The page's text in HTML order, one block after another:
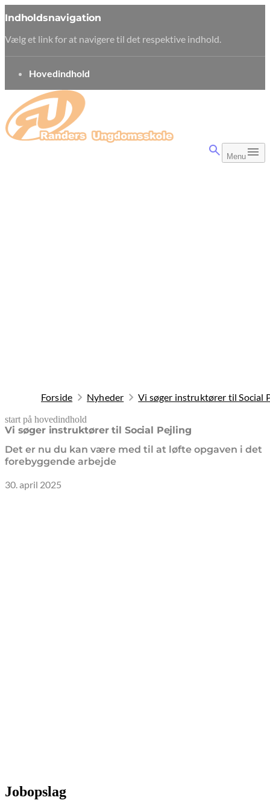
Indholdsnavigation
Vælg et link for at navigere til det respektive indhold.
gå til
Hovedindhold
Menu
Forside Nyheder Vi søger instruktører til Social
start på hovedindhold
Vi søger instruktører til Social Pejling
Det er nu du kan være med til at løfte opgaven i det
forebyggende arbejde
30. april 2025
senest opdateret 10. februar 2026
Jobopslag